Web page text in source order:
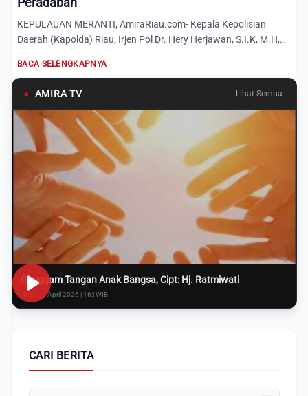
KEPULAUAN MERANTI, AmiraRiau.com- Kepala Kepolisian
Daerah (Kapolda) Riau, Irjen Pol Dr. Hery Herjawan, S.I.K, M.H,
BACA SELENGKAPNYA
● AMIRA TV Lihat Semua
Genggam Tangan Anak Bangsa, Cipt: Hj. Ratmiwati
Rabu, 8 April 2026 | 16:i WIB
CARI BERITA